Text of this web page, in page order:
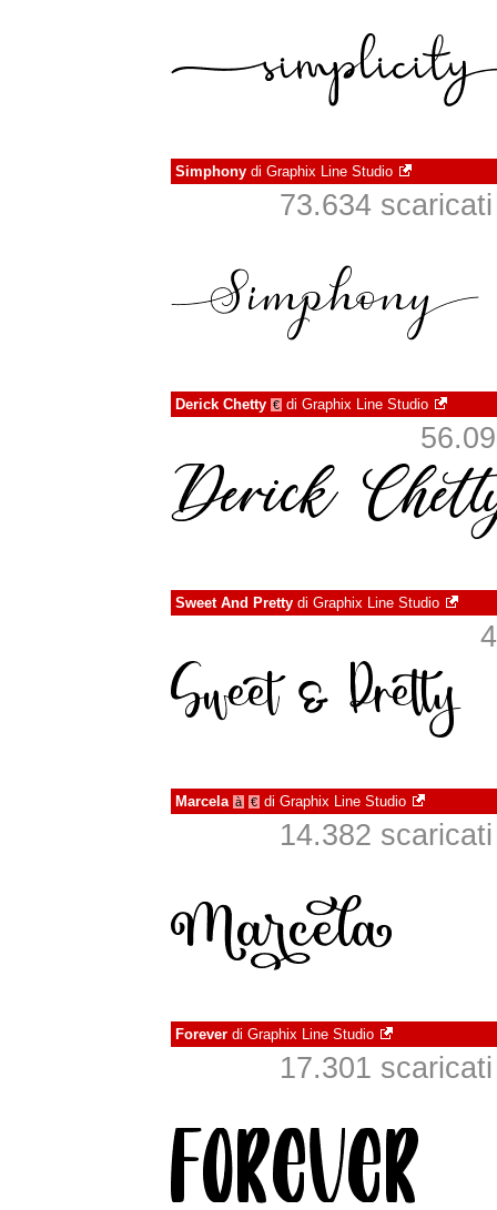
Simphony di Graphix Line Studio
73.634
Derick Chetty € di Graphix Line Studio
Sweet And Pretty di Graphix Line Studio
Marcela à € di Graphix Line Studio
14.382
Forever di Graphix Line Studio
17.301